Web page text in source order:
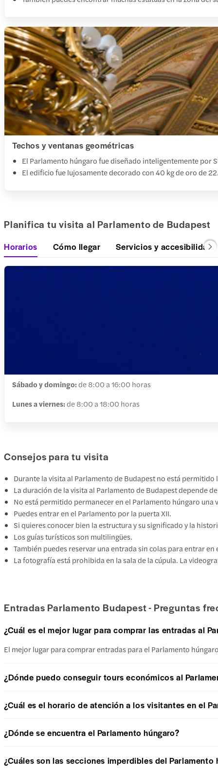
Techos y ventanas geométricas
El Parlamento húngaro fue diseñado inteligentemente por
El edificio fue lujosamente decorado con 40 kg de oro de
Planifica tu visita al Parlamento de Budapest
Horarios Cómo llegar Servicios y accesibilidad
Sábado y domingo:de 8:00 a 16:00 horas
Lunes a viernes:de 8:00 a 18:00 horas
Consejos para tu visita
Durante la visita al Parlamento de Budapest no está
La duración de la visita al Parlamento de Budapest depende
No está permitido permanecer en el Parlamento húngaro
Puedes entrar en el Parlamento por la puerta XII.
Si quieres conocer bien la estructura y su significado y la
Los guías turísticos son multilingües.
También puedes reservar una entrada sin colas para entrar
La fotografía está prohibida en la sala de la cúpula. La
Entradas Parlamento Budapest - Preguntas
¿Cuál es el mejor lugar para comprar las entradas al
El mejor lugar para comprar entradas para el Parlamento
¿Dónde puedo conseguir tours económicos al
¿Cuál es el horario de atención a los visitantes en el
¿Dónde se encuentra el Parlamento húngaro?
¿Cuáles son las secciones imperdibles del Parlamento